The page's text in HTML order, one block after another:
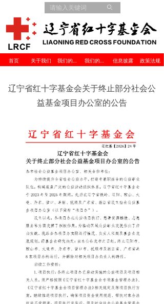
ꄙ
首页 关于我们 我们的项目 我们的伙伴 信息披露 政策法规
辽宁省红十字基金会关于终止部分社会公
益基金项目办公室的公告